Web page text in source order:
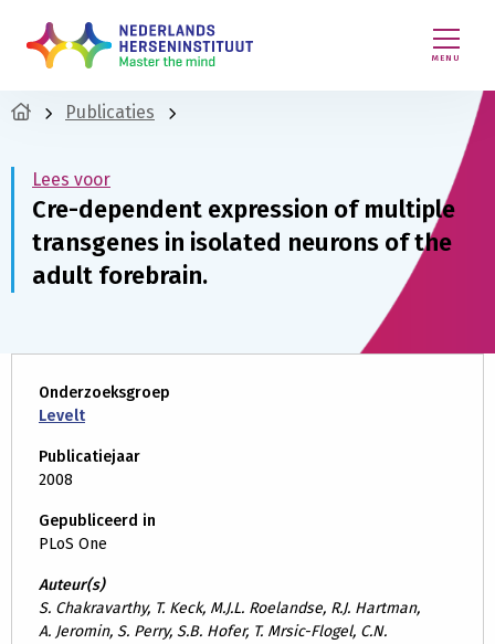
MENU
Publicaties
Lees voor
Cre-dependent expression of multiple
transgenes in isolated neurons of the
adult forebrain.
Onderzoeksgroep
Levelt
Publicatiejaar
2008
Gepubliceerd in
PLoS One
Auteur(s)
S. Chakravarthy, T. Keck, M.J.L. Roelandse, R.J. Hartman,
A. Jeromin, S. Perry, S.B. Hofer, T. Mrsic-Flogel, C.N.